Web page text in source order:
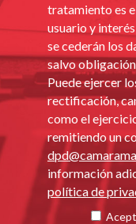
tratamiento es
usuario y
se cederán los
salvo
Puede ejercer
rectificación,
como el
remitiendo un
información
política de